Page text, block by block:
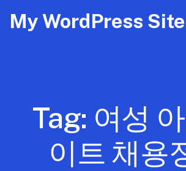
My WordPress Site
Tag: 여성
이트 채용